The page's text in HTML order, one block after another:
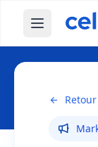
Ouvrir le